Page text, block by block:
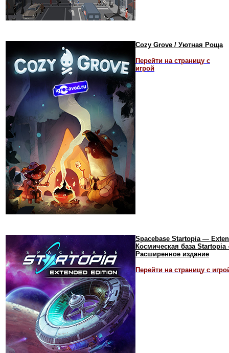
Cozy Grove / Уютная Роща
Перейти на страницу с
игрой
Spacebase Startopia —
Космическая база
Расширенное издание
Перейти на страницу с